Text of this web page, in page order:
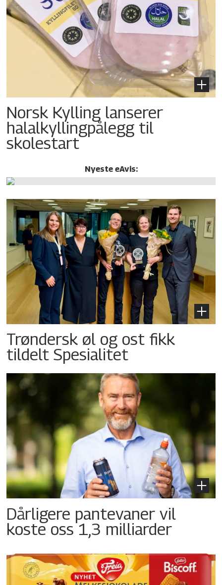
Norsk Kylling lanserer
halalkylling­pålegg til
skolestart
Nyeste eAvis:
Trøndersk øl og ost fikk
tildelt Spesialitet
Dårligere pantevaner vil
koste oss 1,3 milliarder